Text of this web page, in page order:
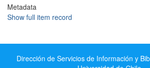
Metadata
Show full item record
Dirección de Servicios de Información y